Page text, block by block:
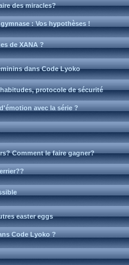
des miracles?
: Vos hypothèses !
de XANA ?
dans Code Lyoko
protocole de sécurité
avec la série ?
Comment le faire gagner?
easter eggs
Code Lyoko ?